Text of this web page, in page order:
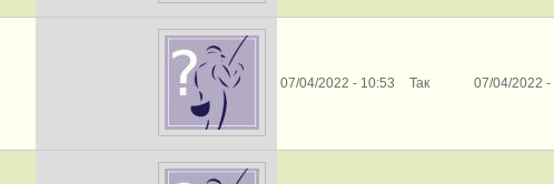
07/04/2022 - 10:53 Так 07/04/2022 -